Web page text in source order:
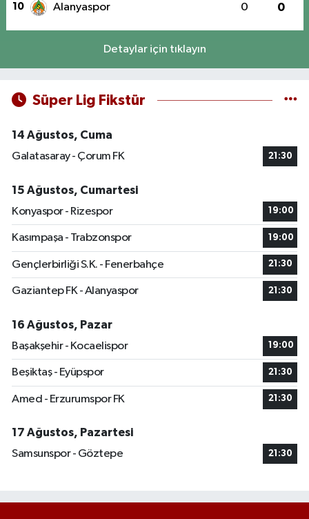
10 Alanyaspor 0 0
Detaylar için tıklayın
Süper Lig Fikstür
14 Ağustos, Cuma
Galatasaray - Çorum FK
21:30
15 Ağustos, Cumartesi
Konyaspor - Rizespor
19:00
Kasımpaşa - Trabzonspor 19:00
Gençlerbirliği S.K. - Fenerbahçe 21:30
Gaziantep FK - Alanyaspor 21:30
16 Ağustos, Pazar
Başakşehir - Kocaelispor
19:00
Beşiktaş - Eyüpspor 21:30
Amed - Erzurumspor FK 21:30
17 Ağustos, Pazartesi
Samsunspor - Göztepe
21:30